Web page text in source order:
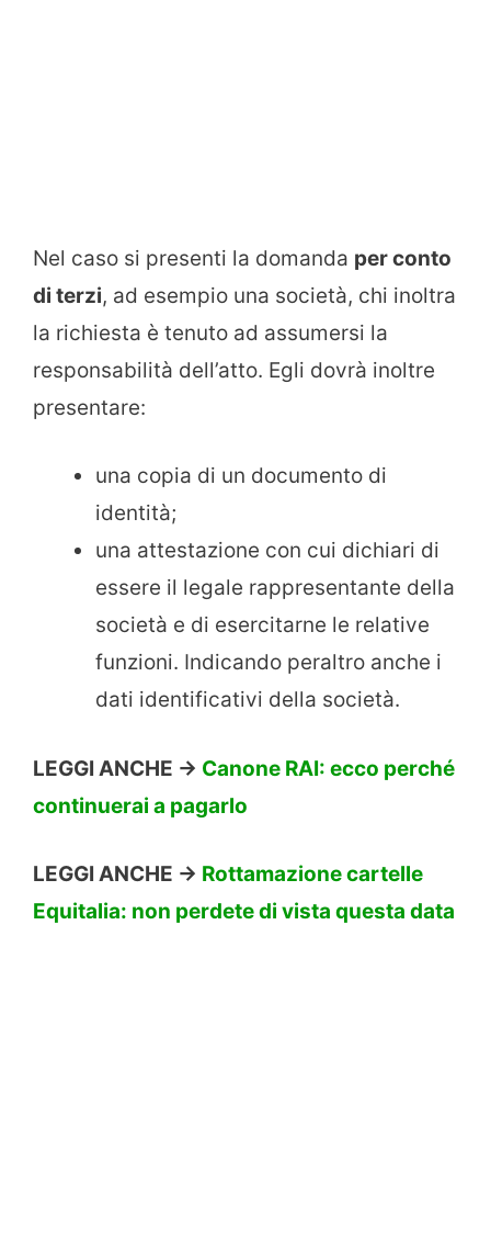
Nel caso si presenti la domanda per conto
di terzi, ad esempio una società, chi inoltra
la richiesta è tenuto ad assumersi la
responsabilità dell’atto. Egli dovrà inoltre
presentare:
una copia di un documento di
identità;
una attestazione con cui dichiari di
essere il legale rappresentante della
società e di esercitarne le relative
funzioni. Indicando peraltro anche i
dati identificativi della società.
LEGGI ANCHE -> Canone RAI: ecco perché
continuerai a pagarlo
LEGGI ANCHE -> Rottamazione cartelle
Equitalia: non perdete di vista questa data